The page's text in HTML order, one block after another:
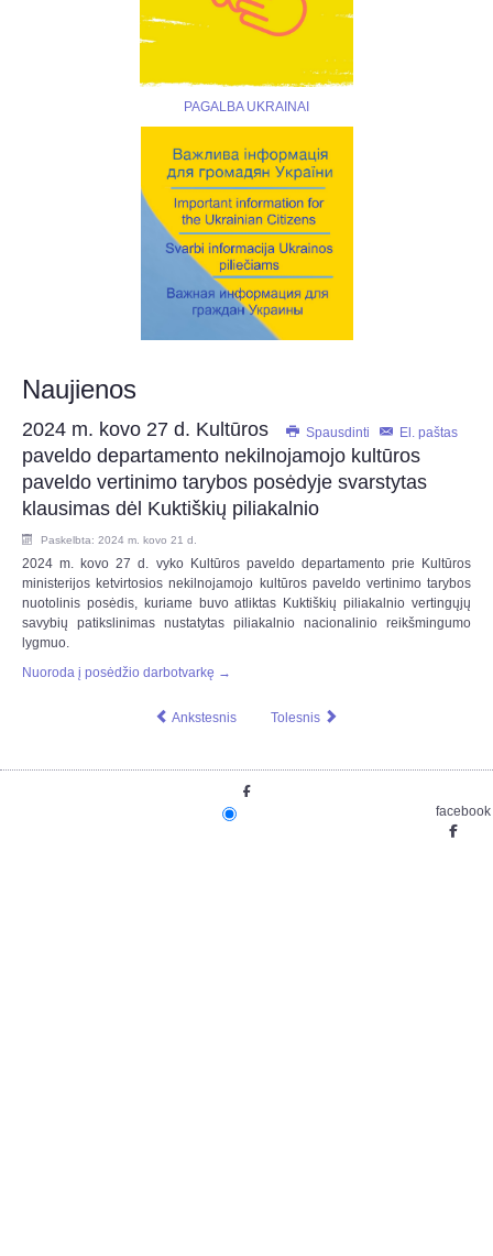
PAGALBA UKRAINAI
Naujienos
Spausdinti El. paštas
2024 m. kovo 27 d. Kultūros
paveldo departamento nekilnojamojo kultūros
paveldo vertinimo tarybos posėdyje svarstytas
klausimas dėl Kuktiškių piliakalnio
Paskelbta: 2024 m. kovo 21 d.
2024 m. kovo 27 d. vyko Kultūros paveldo departamento prie Kultūros
ministerijos ketvirtosios nekilnojamojo kultūros paveldo vertinimo tarybos
nuotolinis posėdis, kuriame buvo atliktas Kuktiškių piliakalnio vertingųjų
savybių patikslinimas nustatytas piliakalnio nacionalinio reikšmingumo
lygmuo.
Nuoroda į posėdžio darbotvarkę →
Ankstesnis Tolesnis
facebook